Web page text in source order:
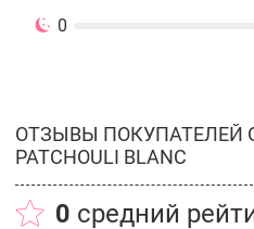
0
ОТЗЫВЫ ПОКУПАТЕЛЕЙ
PATCHOULI BLANC
0 средний